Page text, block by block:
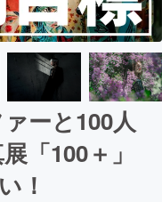
ーと100人
「100＋」
！